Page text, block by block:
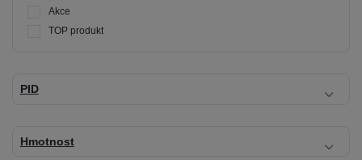
Akce
TOP produkt
PID
Hmotnost